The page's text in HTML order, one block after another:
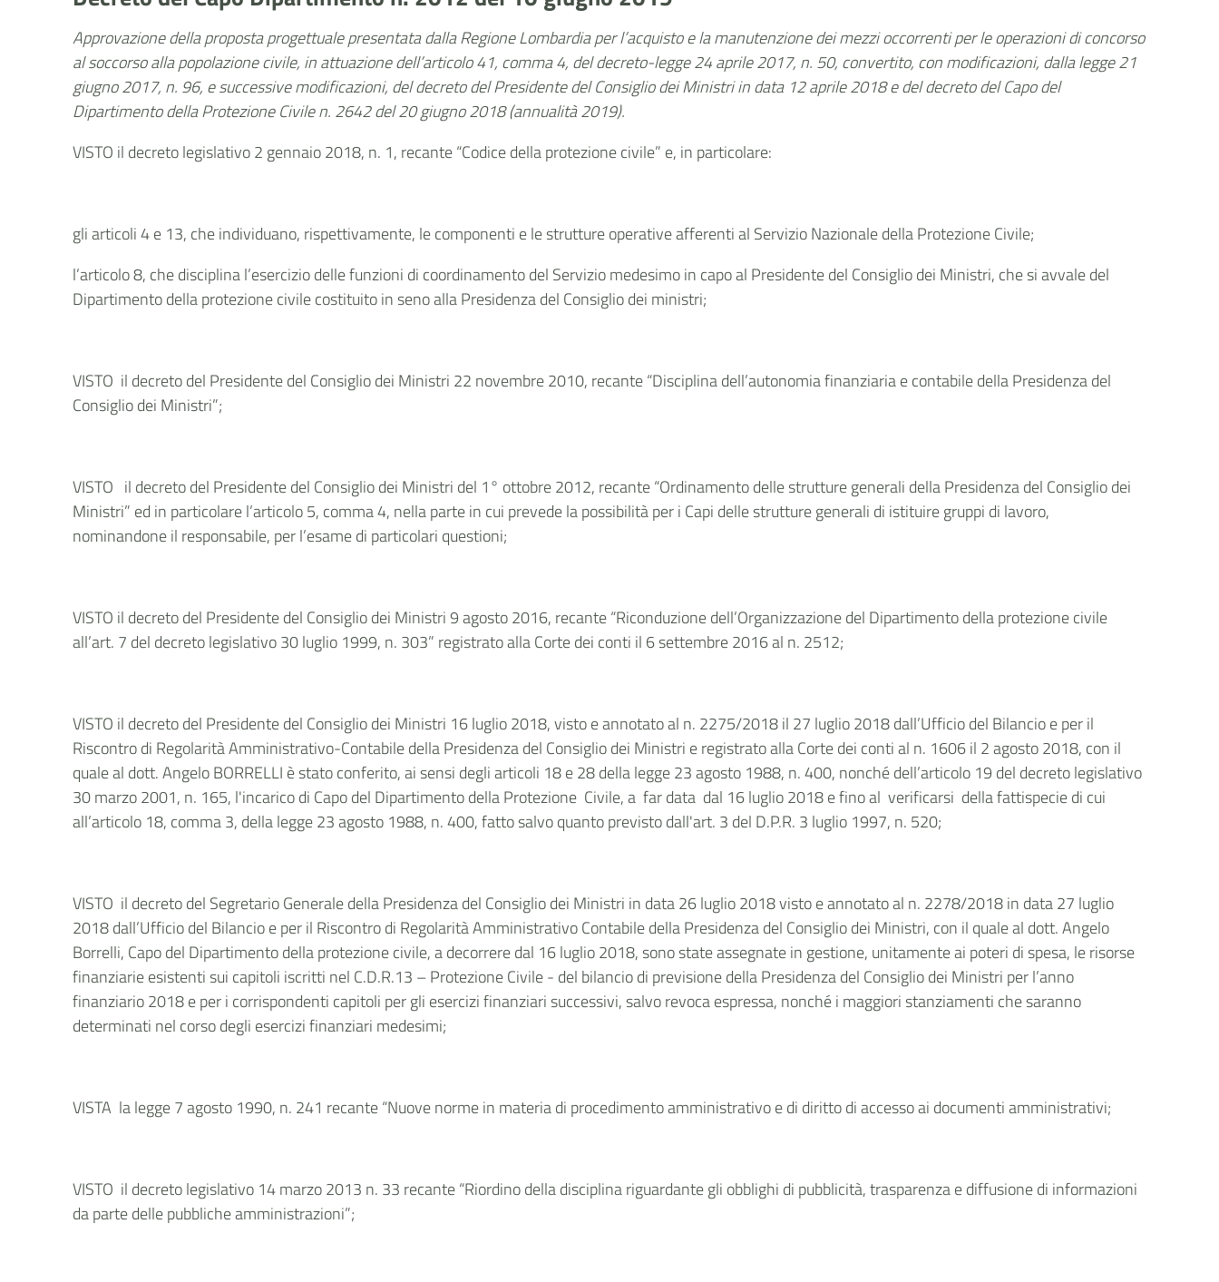
Approvazione della proposta progettuale presentata dalla Regione Lombardia per l’acquisto e la manutenzione dei mezzi occorrenti per le operazioni di concorso
al soccorso alla popolazione civile, in attuazione dell’articolo 41, comma 4, del decreto-legge 24 aprile 2017, n. 50, convertito, con modificazioni, dalla legge 21
giugno 2017, n. 96, e successive modificazioni, del decreto del Presidente del Consiglio dei Ministri in data 12 aprile 2018 e del decreto del Capo del
Dipartimento della Protezione Civile n. 2642 del 20 giugno 2018 (annualità 2019).
VISTO il decreto legislativo 2 gennaio 2018, n. 1, recante “Codice della protezione civile” e, in particolare:
gli articoli 4 e 13, che individuano, rispettivamente, le componenti e le strutture operative afferenti al Servizio Nazionale della Protezione Civile;
l’articolo 8, che disciplina l’esercizio delle funzioni di coordinamento del Servizio medesimo in capo al Presidente del Consiglio dei Ministri, che si avvale del
Dipartimento della protezione civile costituito in seno alla Presidenza del Consiglio dei ministri;
VISTO il decreto del Presidente del Consiglio dei Ministri 22 novembre 2010, recante “Disciplina dell’autonomia finanziaria e contabile della Presidenza del
Consiglio dei Ministri”;
VISTO il decreto del Presidente del Consiglio dei Ministri del 1° ottobre 2012, recante “Ordinamento delle strutture generali della Presidenza del Consiglio dei
Ministri” ed in particolare l’articolo 5, comma 4, nella parte in cui prevede la possibilità per i Capi delle strutture generali di istituire gruppi di lavoro,
nominandone il responsabile, per l’esame di particolari questioni;
VISTO il decreto del Presidente del Consiglio dei Ministri 9 agosto 2016, recante “Riconduzione dell’Organizzazione del Dipartimento della protezione civile
all’art. 7 del decreto legislativo 30 luglio 1999, n. 303” registrato alla Corte dei conti il 6 settembre 2016 al n. 2512;
VISTO il decreto del Presidente del Consiglio dei Ministri 16 luglio 2018, visto e annotato al n. 2275/2018 il 27 luglio 2018 dall’Ufficio del Bilancio e per il
Riscontro di Regolarità Amministrativo-Contabile della Presidenza del Consiglio dei Ministri e registrato alla Corte dei conti al n. 1606 il 2 agosto 2018, con il
quale al dott. Angelo BORRELLI è stato conferito, ai sensi degli articoli 18 e 28 della legge 23 agosto 1988, n. 400, nonché dell’articolo 19 del decreto legislativo
30 marzo 2001, n. 165, l'incarico di Capo del Dipartimento della Protezione Civile, a far data dal 16 luglio 2018 e fino al verificarsi della fattispecie di cui
all’articolo 18, comma 3, della legge 23 agosto 1988, n. 400, fatto salvo quanto previsto dall'art. 3 del D.P.R. 3 luglio 1997, n. 520;
VISTO il decreto del Segretario Generale della Presidenza del Consiglio dei Ministri in data 26 luglio 2018 visto e annotato al n. 2278/2018 in data 27 luglio
2018 dall’Ufficio del Bilancio e per il Riscontro di Regolarità Amministrativo Contabile della Presidenza del Consiglio dei Ministri, con il quale al dott. Angelo
Borrelli, Capo del Dipartimento della protezione civile, a decorrere dal 16 luglio 2018, sono state assegnate in gestione, unitamente ai poteri di spesa, le risorse
finanziarie esistenti sui capitoli iscritti nel C.D.R.13 – Protezione Civile - del bilancio di previsione della Presidenza del Consiglio dei Ministri per l’anno
finanziario 2018 e per i corrispondenti capitoli per gli esercizi finanziari successivi, salvo revoca espressa, nonché i maggiori stanziamenti che saranno
determinati nel corso degli esercizi finanziari medesimi;
VISTA la legge 7 agosto 1990, n. 241 recante “Nuove norme in materia di procedimento amministrativo e di diritto di accesso ai documenti amministrativi;
VISTO il decreto legislativo 14 marzo 2013 n. 33 recante “Riordino della disciplina riguardante gli obblighi di pubblicità, trasparenza e diffusione di informazioni
da parte delle pubbliche amministrazioni”;